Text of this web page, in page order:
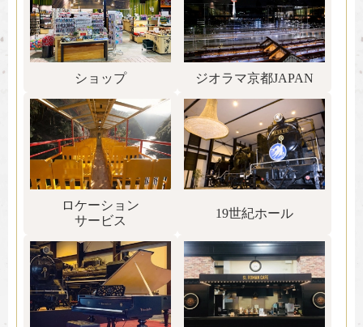
ショップ ジオラマ京都JAPAN
ロケーション
サービス
19世紀ホール